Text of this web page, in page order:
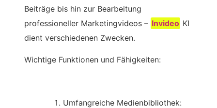
Beiträge bis hin zur Bearbeitung
professioneller Marketingvideos – Invideo KI
dient verschiedenen Zwecken.
Wichtige Funktionen und Fähigkeiten:
Umfangreiche Medienbibliothek: